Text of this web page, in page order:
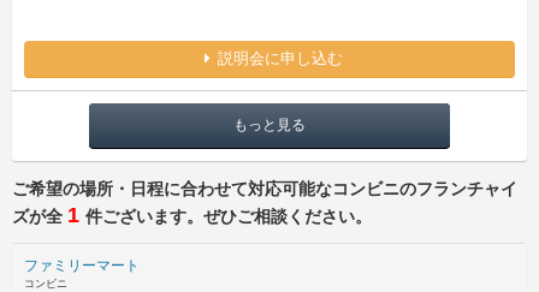
説明会に申し込む
もっと見る
ご希望の場所・日程に合わせて対応可能なコンビニのフランチャイ
ズが全 1 件ございます。ぜひご相談ください。
ファミリーマート
コンビニ